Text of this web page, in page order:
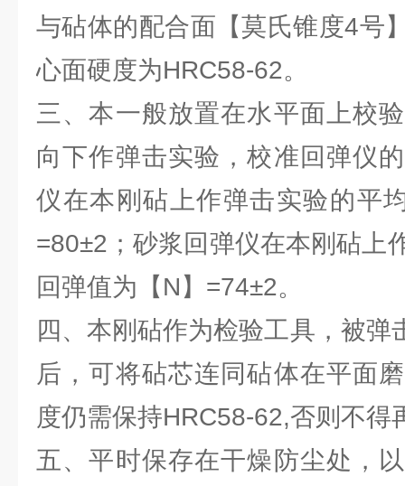
与砧体的配合面【莫氏锥度4号
心面硬度为HRC58-62。
三、本一般放置在水平面上校
向下作弹击实验，校准回弹仪
仪在本刚砧上作弹击实验的平
=80±2；砂浆回弹仪在本刚砧上
回弹值为【N】=74±2。
四、本刚砧作为检验工具，被
后，可将砧芯连同砧体在平面
度仍需保持HRC58-62,否则不得
五、平时保存在干燥防尘处，